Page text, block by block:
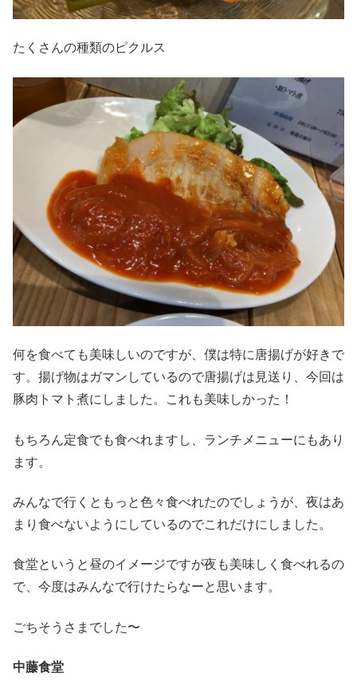
たくさんの種類のピクルス
何を食べても美味しいのですが、僕は特に唐揚げが好きで
す。揚げ物はガマンしているので唐揚げは見送り、今回は
豚肉トマト煮にしました。これも美味しかった！
もちろん定食でも食べれますし、ランチメニューにもあり
ます。
みんなで行くともっと色々食べれたのでしょうが、夜はあ
まり食べないようにしているのでこれだけにしました。
食堂というと昼のイメージですが夜も美味しく食べれるの
で、今度はみんなで行けたらなーと思います。
ごちそうさまでした〜
中藤食堂